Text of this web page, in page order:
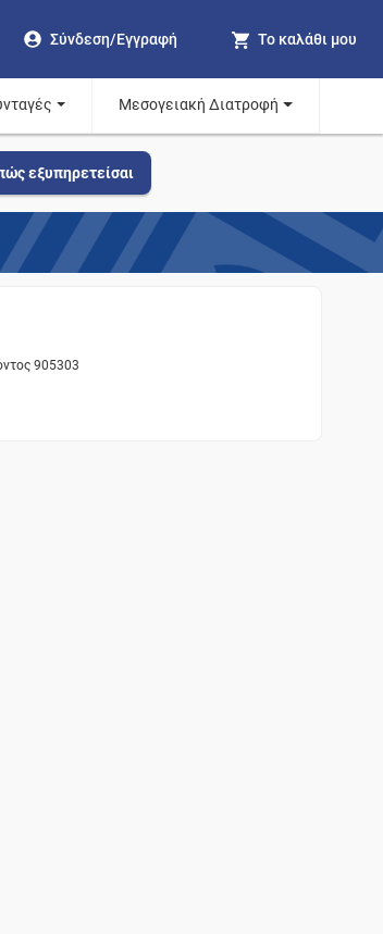
Σύνδεση/Εγγραφή Το καλάθι μου
Μεσογειακή Διατροφή
εξυπηρετείσαι
905303